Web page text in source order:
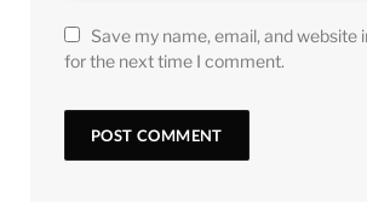
Save my name, email, and website
for the next time I comment.